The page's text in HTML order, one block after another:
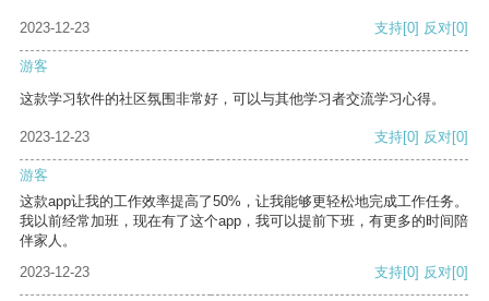
2023-12-23 支持[0] 反对[0]
游客
这款学习软件的社区氛围非常好，可以与其他学习者交流学习心得。
2023-12-23 支持[0] 反对[0]
游客
这款app让我的工作效率提高了50%，让我能够更轻松地完成工作任务。
我以前经常加班，现在有了这个app，我可以提前下班，有更多的时间陪
伴家人。
2023-12-23
支持[0] 反对[0]